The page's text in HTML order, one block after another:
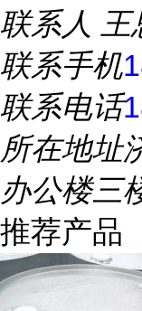
联系人
联系手机
联系电话
所在地址
办公楼三
推荐产品